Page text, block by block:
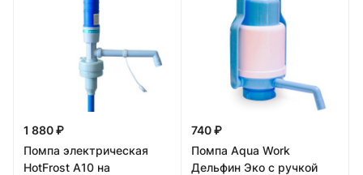
1 880 ₽
Помпа электрическая
HotFrost A10 на
740 ₽
Помпа Aqua Work
Дельфин Эко с ручкой